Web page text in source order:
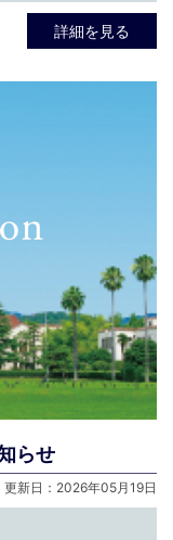
詳細を見る
らせ
更新日：2026年05月19日